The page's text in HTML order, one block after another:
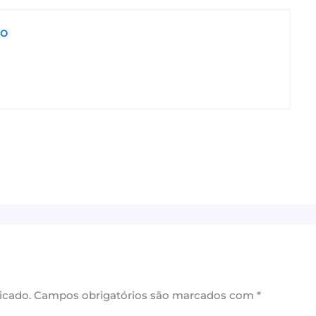
Campos obrigatórios são marcados com *